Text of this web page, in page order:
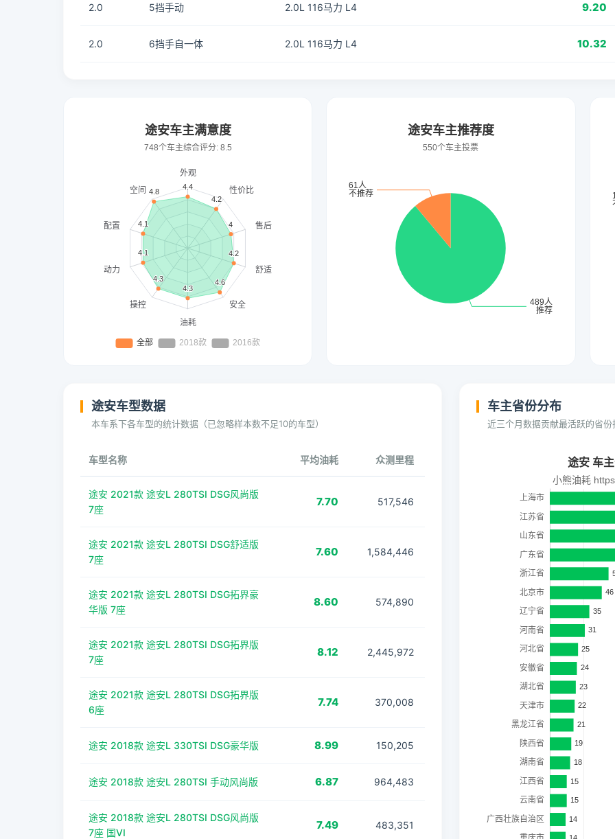
2.0 5挡手动 2.0L 116马力 L4 9.20
2.0 6挡手自一体 2.0L 116马力 L4 10.32
途安车型数据
本车系下各车型的统计数据（已忽略样本数不足10的车型）
车型名称 平均油耗 众测里程
途安 2021款 途安L 280TSI DSG风尚版
7座
7.70 517,546
途安 2021款 途安L 280TSI DSG舒适版
7座
7.60 1,584,446
途安 2021款 途安L 280TSI DSG拓界豪
华版 7座
8.60 574,890
途安 2021款 途安L 280TSI DSG拓界版
7座
8.12 2,445,972
途安 2021款 途安L 280TSI DSG拓界版
6座
7.74 370,008
途安 2018款 途安L 330TSI DSG豪华版 8.99 150,205
途安 2018款 途安L 280TSI 手动风尚版 6.87 964,483
途安 2018款 途安L 280TSI DSG风尚版
7座 国VI
7.49 483,351
车主省份分布
近三个月数据贡献最活跃的省份